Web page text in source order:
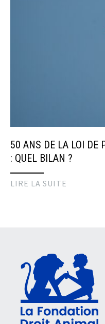
50 ANS DE LA LOI DE
: QUEL BILAN ?
LIRE LA SUITE